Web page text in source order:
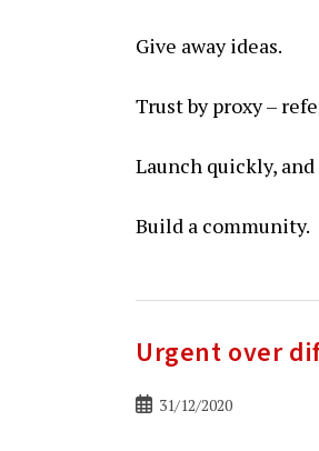
Give away ideas.
Trust by proxy –
Launch quickly,
Build a community.
Urgent over
Bericht31/12/2020